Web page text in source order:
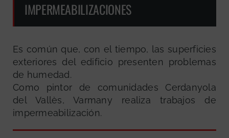
IMPERMEABILIZACIONES
Es común que, con el tiempo, las superficies
exteriores del edificio presenten problemas
de humedad.
Como pintor de comunidades Cerdanyola
del Vallès, Varmany realiza trabajos de
impermeabilización.